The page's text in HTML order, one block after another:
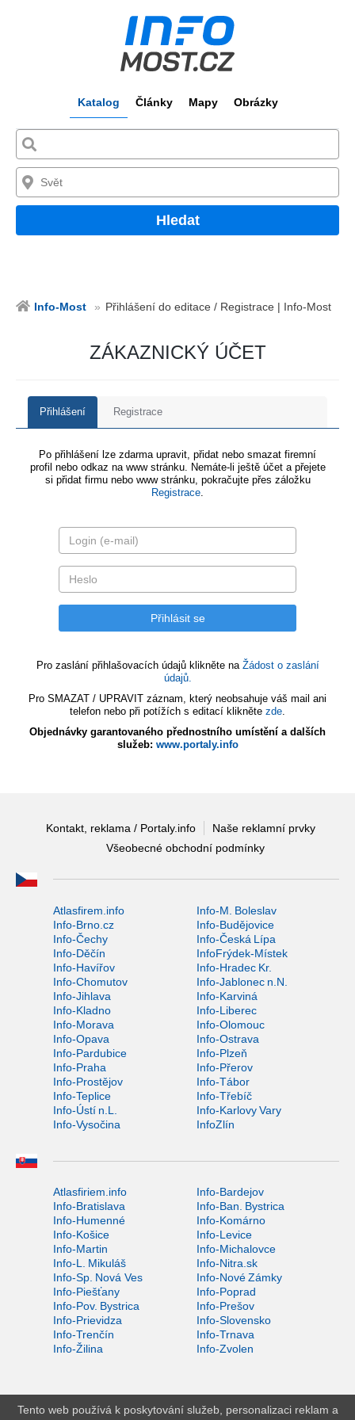
Katalog Články Mapy Obrázky
Hledat
Info-Most Přihlášení do editace / Registrace | Info-Most
ZÁKAZNICKÝ ÚČET
Přihlášení Registrace
Po přihlášení lze zdarma upravit, přidat nebo smazat firemní
profil nebo odkaz na www stránku. Nemáte-li ještě účet a přejete
si přidat firmu nebo www stránku, pokračujte přes záložku
Registrace.
Pro zaslání přihlašovacích údajů klikněte na Žádost o zaslání
údajů.
Pro SMAZAT / UPRAVIT záznam, který neobsahuje váš mail ani
telefon nebo při potížích s editací klikněte zde.
Objednávky garantovaného přednostního umístění a dalších
služeb: www.portaly.info
Kontakt, reklama / Portaly.info
Naše reklamní prvky
Všeobecné obchodní podmínky
Atlasfirem.info
Info-M. Boleslav
Info-Brno.cz
Info-Budějovice
Info-Čechy
Info-Česká Lípa
Info-Děčín
InfoFrýdek-Místek
Info-Havířov
Info-Hradec Kr.
Info-Chomutov
Info-Jablonec n.N.
Info-Jihlava
Info-Karviná
Info-Kladno
Info-Liberec
Info-Morava
Info-Olomouc
Info-Opava
Info-Ostrava
Info-Pardubice
Info-Plzeň
Info-Praha
Info-Přerov
Info-Prostějov
Info-Tábor
Info-Teplice
Info-Třebíč
Info-Ústí n.L.
Info-Karlovy Vary
Info-Vysočina
InfoZlín
Atlasfiriem.info
Info-Bardejov
Info-Bratislava
Info-Ban. Bystrica
Info-Humenné
Info-Komárno
Info-Košice
Info-Levice
Info-Martin
Info-Michalovce
Info-L. Mikuláš
Info-Nitra.sk
Info-Sp. Nová Ves
Info-Nové Zámky
Info-Piešťany
Info-Poprad
Info-Pov. Bystrica
Info-Prešov
Info-Prievidza
Info-Slovensko
Info-Trenčín
Info-Trnava
Info-Žilina
Info-Zvolen
Tento web používá k poskytování služeb, personalizaci reklam a